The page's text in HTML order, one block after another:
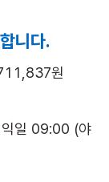
니다.
원
일 09:00 (야